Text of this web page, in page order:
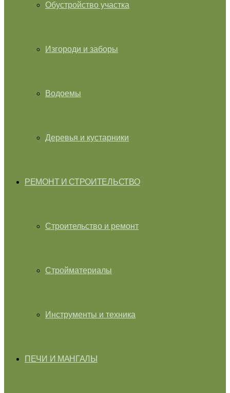
Обустройство участка
Изгороди и заборы
Водоемы
Деревья и кустарники
РЕМОНТ И СТРОИТЕЛЬСТВО
Строительство и ремонт
Стройматериалы
Инструменты и техника
ПЕЧИ И МАНГАЛЫ